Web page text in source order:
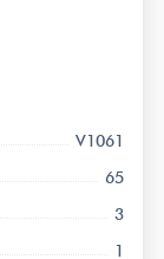
V1061
65
3
1